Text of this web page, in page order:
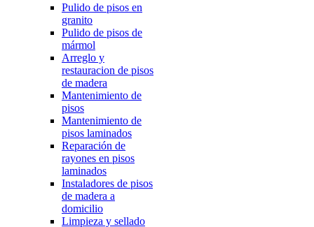
Pulido de pisos en
granito
Pulido de pisos de
mármol
Arreglo y
restauracion de pisos
de madera
Mantenimiento de
pisos
Mantenimiento de
pisos laminados
Reparación de
rayones en pisos
laminados
Instaladores de pisos
de madera a
domicilio
Limpieza y sellado